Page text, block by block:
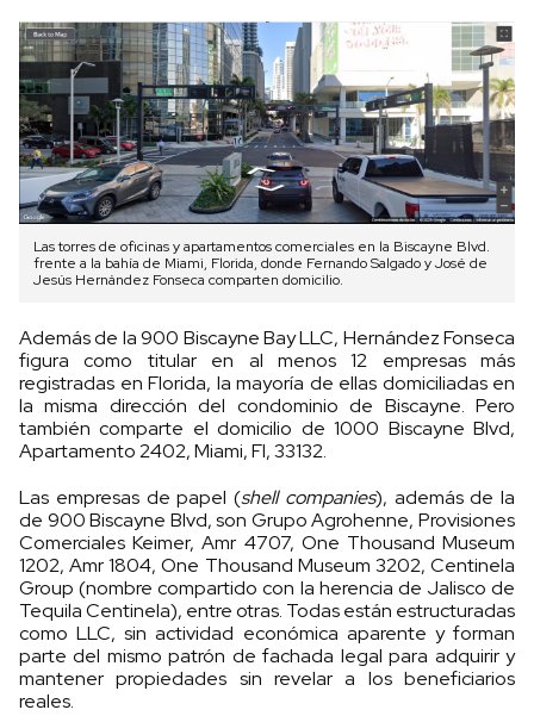
Las torres de oficinas y apartamentos comerciales en la Biscayne Blvd.
frente a la bahía de Miami, Florida, donde Fernando Salgado y José de
Jesús Hernández Fonseca comparten domicilio.
Además de la 900 Biscayne Bay LLC, Hernández Fonseca
figura como titular en al menos 12 empresas más
registradas en Florida, la mayoría de ellas domiciliadas en
la misma dirección del condominio de Biscayne. Pero
también comparte el domicilio de 1000 Biscayne Blvd,
Apartamento 2402, Miami, Fl, 33132.
Las empresas de papel (shell companies), además de la
de 900 Biscayne Blvd, son Grupo Agrohenne, Provisiones
Comerciales Keimer, Amr 4707, One Thousand Museum
1202, Amr 1804, One Thousand Museum 3202, Centinela
Group (nombre compartido con la herencia de Jalisco de
Tequila Centinela), entre otras. Todas están estructuradas
como LLC, sin actividad económica aparente y forman
parte del mismo patrón de fachada legal para adquirir y
mantener propiedades sin revelar a los beneficiarios
reales.